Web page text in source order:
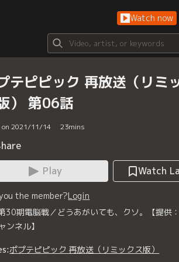
Watch now
テピピック 再放送（リミ
） 第06話
on 2021/11/14 23mins
Play
Watch
the member?Login
30期電脳戦／どうあがいても、クソ。【提供
ンネル】
ポプテピピック 再放送（リミックス版）